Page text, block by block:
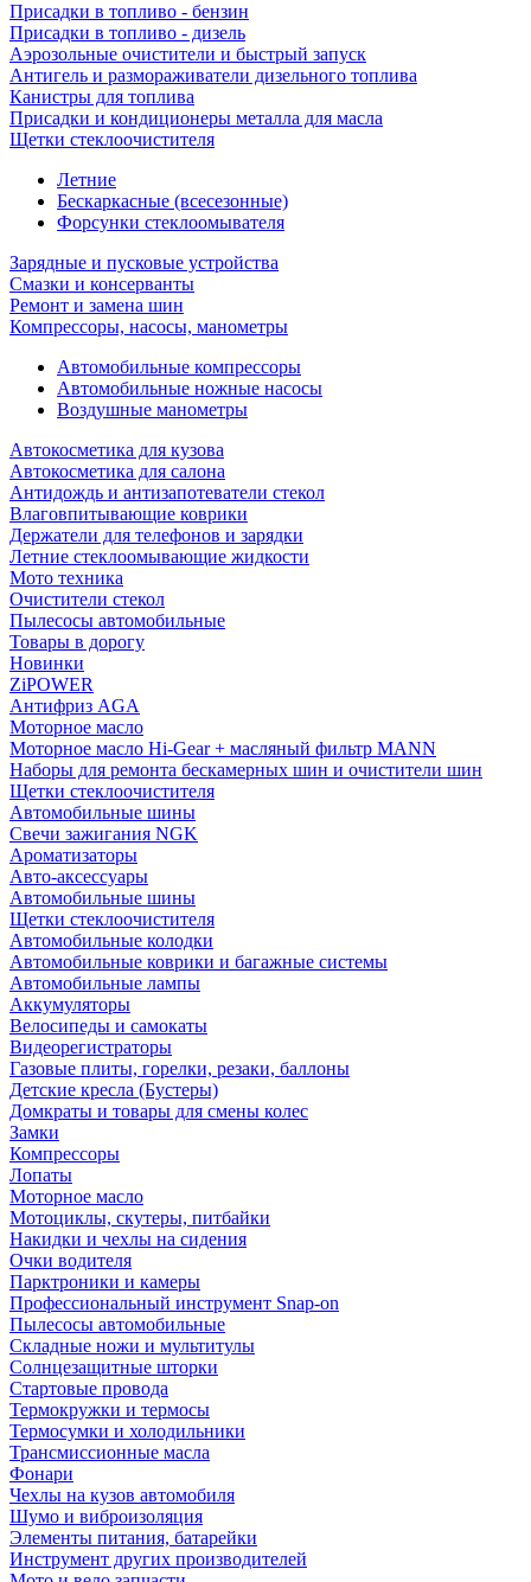
Присадки в топливо - бензин
Присадки в топливо - дизель
Аэрозольные очистители и быстрый запуск
Антигель и размораживатели дизельного топлива
Канистры для топлива
Присадки и кондиционеры металла для масла
Щетки стеклоочистителя
Летние
Бескаркасные (всесезонные)
Форсунки стеклоомывателя
Зарядные и пусковые устройства
Смазки и консерванты
Ремонт и замена шин
Компрессоры, насосы, манометры
Автомобильные компрессоры
Автомобильные ножные насосы
Воздушные манометры
Автокосметика для кузова
Автокосметика для салона
Антидождь и антизапотеватели стекол
Влаговпитывающие коврики
Держатели для телефонов и зарядки
Летние стеклоомывающие жидкости
Мото техника
Очистители стекол
Пылесосы автомобильные
Товары в дорогу
Новинки
ZiPOWER
Антифриз AGA
Моторное масло
Моторное масло Hi-Gear + масляный фильтр MANN
Наборы для ремонта бескамерных шин и очистители шин
Щетки стеклоочистителя
Автомобильные шины
Свечи зажигания NGK
Ароматизаторы
Авто-аксессуары
Автомобильные шины
Щетки стеклоочистителя
Автомобильные колодки
Автомобильные коврики и багажные системы
Автомобильные лампы
Аккумуляторы
Велосипеды и самокаты
Видеорегистраторы
Газовые плиты, горелки, резаки, баллоны
Детские кресла (Бустеры)
Домкраты и товары для смены колес
Замки
Компрессоры
Лопаты
Моторное масло
Мотоциклы, скутеры, питбайки
Накидки и чехлы на сидения
Очки водителя
Парктроники и камеры
Профессиональный инструмент Snap-on
Пылесосы автомобильные
Складные ножи и мультитулы
Солнцезащитные шторки
Стартовые провода
Термокружки и термосы
Термосумки и холодильники
Трансмиссионные масла
Фонари
Чехлы на кузов автомобиля
Шумо и виброизоляция
Элементы питания, батарейки
Инструмент других производителей